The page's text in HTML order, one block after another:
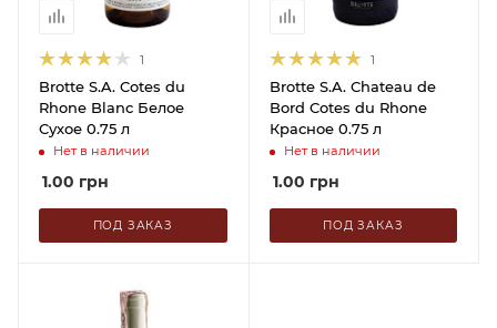
1
Brotte S.A. Cotes du
Rhone Blanc Белое
Сухое 0.75 л
Нет в наличии
1.00 грн
ПОД ЗАКАЗ
1
Brotte S.A. Chateau de
Bord Cotes du Rhone
Красное 0.75 л
Нет в наличии
1.00 грн
ПОД ЗАКАЗ